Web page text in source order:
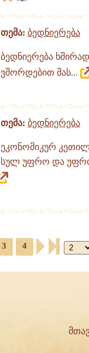
თემა: ბედნიერება
ბედნიერება
ვშორდებით მას...
თემა: ბედნიერება
ეკონომიკურ
სულ უფრო და უფრო
3 4